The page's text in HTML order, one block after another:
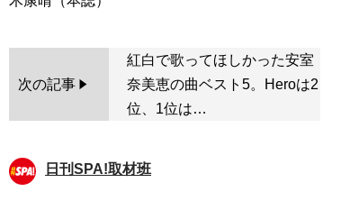
次の記事
紅白で歌ってほしかった安室
奈美恵の曲ベスト5。Heroは2
位、1位は…
日刊SPA!取材班